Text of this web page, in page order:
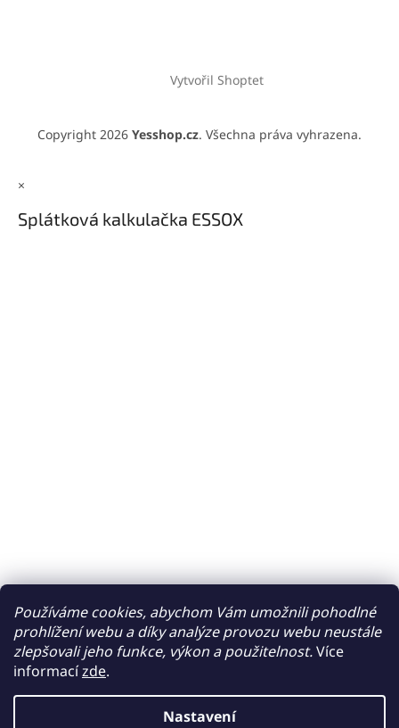
Používáme cookies, abychom Vám umožnili pohodlné
prohlížení webu a díky analýze provozu webu neustále
zlepšovali jeho funkce, výkon a použitelnost.Více
informacízde.
Nastavení
Vytvořil Shoptet
Copyright 2026 Yesshop.cz. Všechna práva vyhrazena.
×
Splátková kalkulačka ESSOX